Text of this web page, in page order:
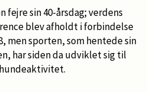
fejre sin 40-årsdag; verdens
blev afholdt i forbindelse
men sporten, som hentede sin
har siden da udviklet sig til